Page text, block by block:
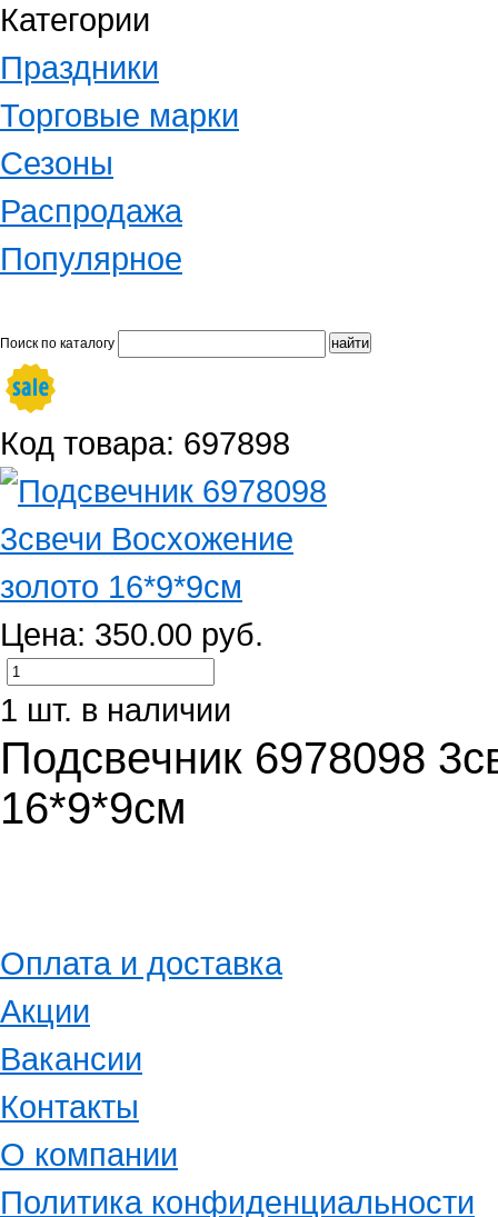
Категории
Праздники
Торговые марки
Сезоны
Распродажа
Популярное
Поиск по каталогу
Код товара: 697898
Цена: 350.00 руб.
1 шт. в наличии
Подсвечник 6978098
16*9*9см
Оплата и доставка
Акции
Вакансии
Контакты
О компании
Политика конфиденциальности